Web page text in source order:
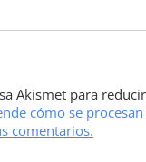
Akismet para
cómo se
comentarios.